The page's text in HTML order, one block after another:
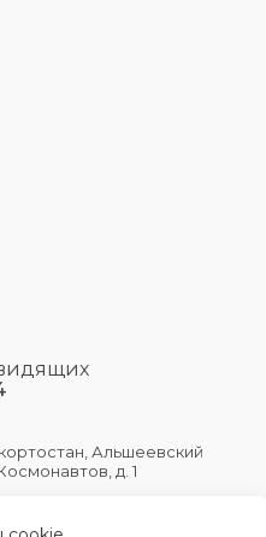
Альшеевский
д. 1